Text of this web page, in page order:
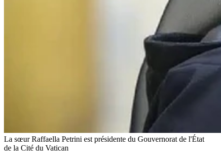
La sœur Raffaella Petrini est présidente du Gouvernorat de l'État
de la Cité du Vatican